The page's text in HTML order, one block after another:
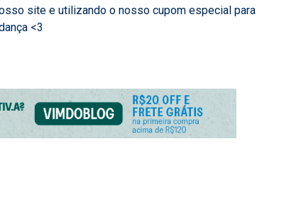
site e utilizando o nosso cupom especial para
<3